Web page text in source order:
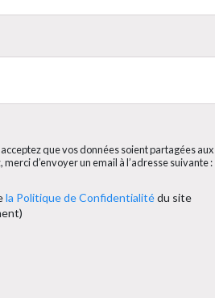
que vos données soient partagées aux
d’envoyer un email à l’adresse suivante :
la Politique de Confidentialitédu site